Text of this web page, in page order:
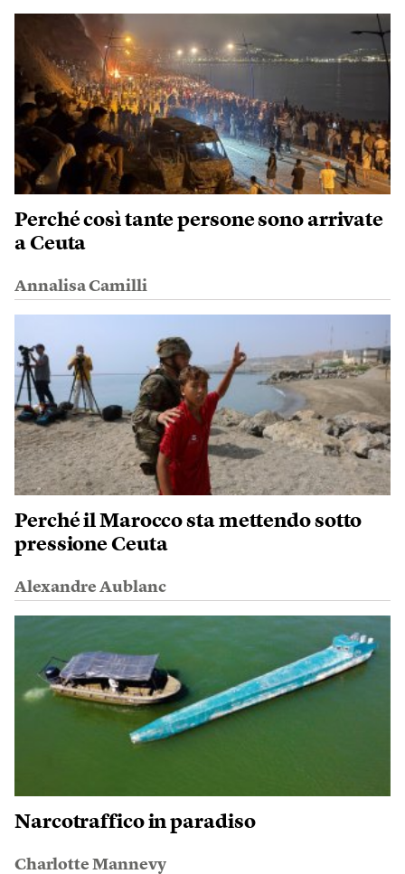
Perché così tante persone sono arrivate
a Ceuta
Annalisa Camilli
Perché il Marocco sta mettendo sotto
pressione Ceuta
Alexandre Aublanc
Narcotraffico in paradiso
Charlotte Mannevy